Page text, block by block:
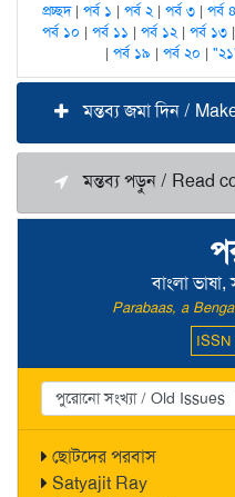
বাংলা
Parabaas, a
ISSN
ছোটদের পরবাস
Satyajit Ray
প্রচ্ছদ| পর্ব ১ | পর্ব ২ | পর্ব ৩ | পর্ব ৪
পর্ব ১০ | পর্ব ১১ | পর্ব ১২ | পর্ব ১৩ |
| পর্ব ১৯ | পর্ব ২০ |
মন্তব্য জমা দিন /
মন্তব্য পড়ুন / Read